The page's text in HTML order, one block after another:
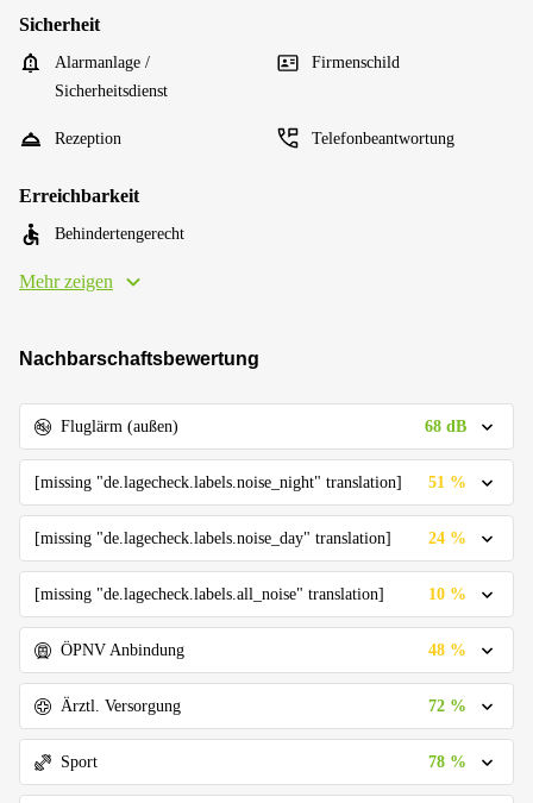
Sicherheit
Alarmanlage /
Sicherheitsdienst
Firmenschild
Rezeption Telefonbeantwortung
Erreichbarkeit
Behindertengerecht
Mehr zeigen
Nachbarschaftsbewertung
Fluglärm (außen) 68 dB
[missing "de.lagecheck.labels.noise_night" translation] 51 %
[missing "de.lagecheck.labels.noise_day" translation] 24 %
[missing "de.lagecheck.labels.all_noise" translation] 10 %
ÖPNV Anbindung 48 %
Ärztl. Versorgung 72 %
Sport 78 %